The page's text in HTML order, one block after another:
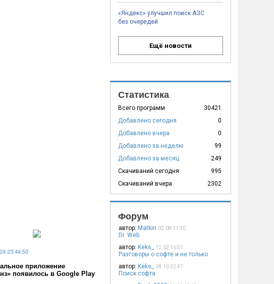
23:44:50
приложение
появилось в Google Play
«Яндекс» улучшил поиск АЗС
без очередей
Ещё новости
Статистика
Всего программ
30421
Добавлено сегодня
0
Добавлено вчера
0
Добавлено за неделю
99
Добавлено за месяц
249
Скачиваний сегодня
995
Скачиваний вчера
2302
Форум
автор: Matkin 02.08 11:30
Dr. Web
автор: Keks_ 12.02 16:51
Разговоры о софте и не только
автор: Keks_ 28.10 22:47
Поиск софта